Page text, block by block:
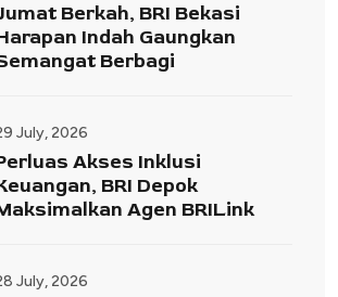
Berkah, BRI Bekasi
Indah Gaungkan
Berbagi
July, 2026
Akses Inklusi
BRI Depok
Agen BRILink
July, 2026